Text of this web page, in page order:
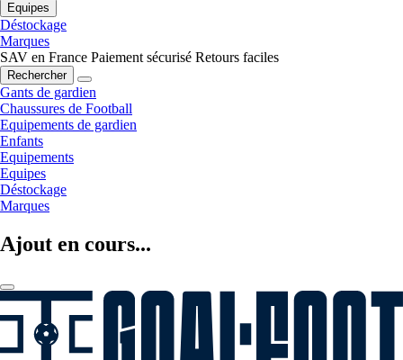
Equipes
Déstockage
Marques
SAV en France Paiement sécurisé Retours faciles
Rechercher
Gants de gardien
Chaussures de Football
Equipements de gardien
Enfants
Equipements
Equipes
Déstockage
Marques
Ajout en cours...